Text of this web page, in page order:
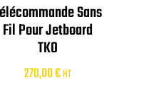
Sans
Fil Pour Jetboard
TKO
270,00€HT